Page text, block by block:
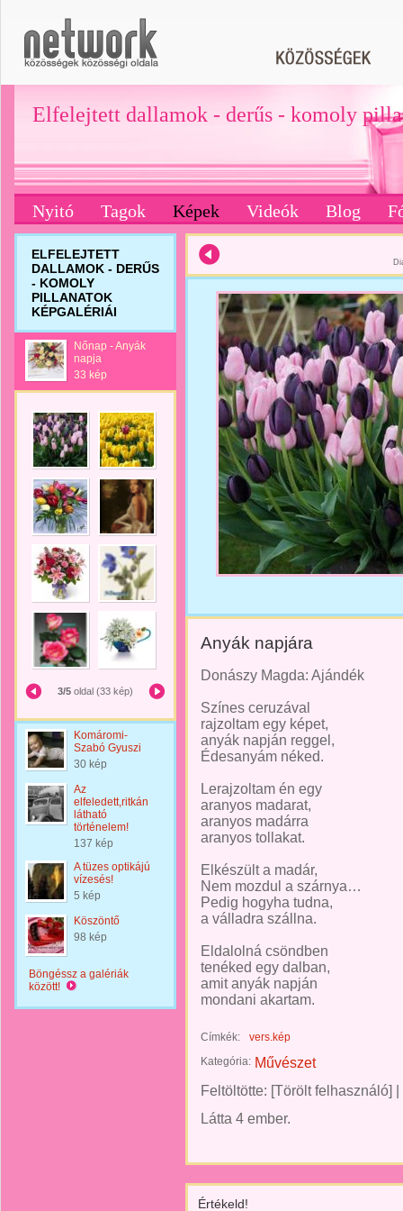
Elfelejtett dallamok - derűs - komoly
Nyitó Tagok Képek Videók Blog
ELFELEJTETT
DALLAMOK - DERŰS
- KOMOLY
PILLANATOK
KÉPGALÉRIÁI
Nőnap - Anyák
napja
33 kép
3/5 oldal (33 kép)
Komáromi-
Szabó Gyuszi
30 kép
Az
elfeledett,ritkán
látható
történelem!
137 kép
A tüzes optikájú
vízesés!
5 kép
Köszöntő
98 kép
Böngéssz a galériák
között!
Anyák napjára
Donászy Magda: Ajándék
Színes ceruzával
rajzoltam egy képet,
anyák napján reggel,
Édesanyám néked.
Lerajzoltam én egy
aranyos madarat,
aranyos madárra
aranyos tollakat.
Elkészült a madár,
Nem mozdul a szárnya…
Pedig hogyha tudna,
a válladra szállna.
Eldalolná csöndben
tenéked egy dalban,
amit anyák napján
mondani akartam.
Címkék:
vers.kép
Kategória: Művészet
Feltöltötte: [Törölt felhasználó]
Látta 4 ember.
Értékeld!